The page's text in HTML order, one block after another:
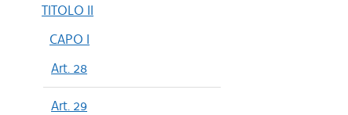
TITOLO II
CAPO I
Art. 28
Art. 29